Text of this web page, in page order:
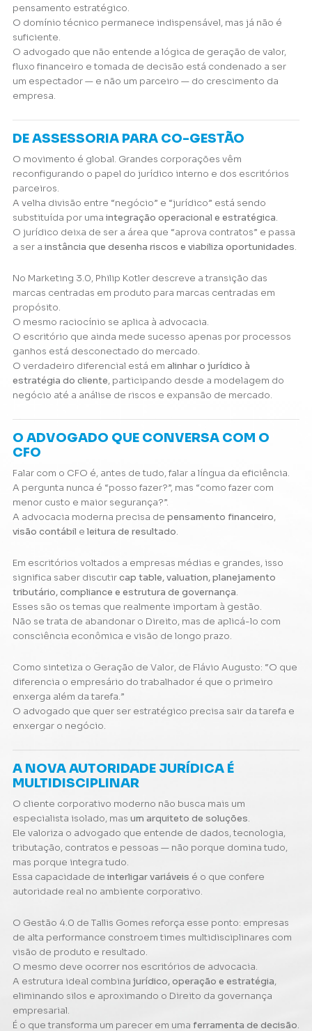
pensamento estratégico.
O domínio técnico permanece indispensável, mas já não é
suficiente.
O advogado que não entende a lógica de geração de valor,
fluxo financeiro e tomada de decisão está condenado a ser
um espectador — e não um parceiro — do crescimento da
empresa.
DE ASSESSORIA PARA CO-GESTÃO
O movimento é global. Grandes corporações vêm
reconfigurando o papel do jurídico interno e dos escritórios
parceiros.
A velha divisão entre “negócio” e “jurídico” está sendo
substituída por uma integração operacional e estratégica.
O jurídico deixa de ser a área que “aprova contratos” e passa
a ser a instância que desenha riscos e viabiliza oportunidades.
No Marketing 3.0, Philip Kotler descreve a transição das
marcas centradas em produto para marcas centradas em
propósito.
O mesmo raciocínio se aplica à advocacia.
O escritório que ainda mede sucesso apenas por processos
ganhos está desconectado do mercado.
O verdadeiro diferencial está em alinhar o jurídico à
estratégia do cliente, participando desde a modelagem do
negócio até a análise de riscos e expansão de mercado.
O ADVOGADO QUE CONVERSA COM O
CFO
Falar com o CFO é, antes de tudo, falar a língua da eficiência.
A pergunta nunca é “posso fazer?”, mas “como fazer com
menor custo e maior segurança?”.
A advocacia moderna precisa de pensamento financeiro,
visão contábil eleitura de resultado.
Em escritórios voltados a empresas médias e grandes, isso
significa saber discutircap table, valuation, planejamento
tributário, compliance e estrutura de governança.
Esses são os temas que realmente importam à gestão.
Não se trata de abandonar o Direito, mas de aplicá-lo com
consciência econômica e visão de longo prazo.
Como sintetiza o Geração de Valor, de Flávio Augusto: “O que
diferencia o empresário do trabalhador é que o primeiro
enxerga além da tarefa.”
O advogado que quer ser estratégico precisa sair da tarefa e
enxergar o negócio.
A NOVA AUTORIDADE JURÍDICA É
MULTIDISCIPLINAR
O cliente corporativo moderno não busca mais um
especialista isolado, mas um arquiteto de soluções.
Ele valoriza o advogado que entende de dados, tecnologia,
tributação, contratos e pessoas — não porque domina tudo,
mas porque integra tudo.
Essa capacidade de interligar variáveis é o que confere
autoridade real no ambiente corporativo.
O Gestão 4.0 de Tallis Gomes reforça esse ponto: empresas
de alta performance constroem times multidisciplinares com
visão de produto e resultado.
O mesmo deve ocorrer nos escritórios de advocacia.
A estrutura ideal combina jurídico, operação e estratégia,
eliminando silos e aproximando o Direito da governança
empresarial.
É o que transforma um parecer em uma ferramenta de decisão.